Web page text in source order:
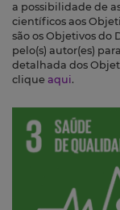
a possibilidade de
científicos aos
são os Objetivos
pelo(s) autor(es)
detalhada dos
clique aqui.